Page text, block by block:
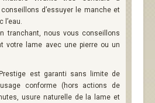
conseillons d’essuyer le manche et
l’eau.
tranchant, nous vous conseillons
votre lame avec une pierre ou un
est garanti sans limite de
conforme (hors actions de
usure naturelle de la lame et